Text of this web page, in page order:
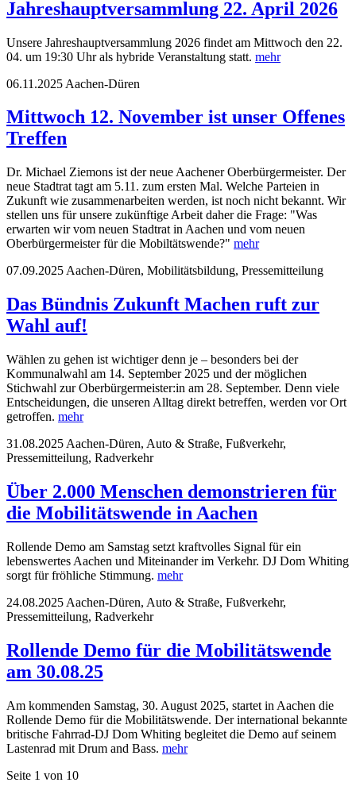
Jahreshauptversammlung 22. April 2026
Unsere Jahreshauptversammlung 2026 findet am Mittwoch den 22.
04. um 19:30 Uhr als hybride Veranstaltung statt. mehr
06.11.2025 Aachen-Düren
Mittwoch 12. November ist unser Offenes
Treffen
Dr. Michael Ziemons ist der neue Aachener Oberbürgermeister. Der
neue Stadtrat tagt am 5.11. zum ersten Mal. Welche Parteien in
Zukunft wie zusammenarbeiten werden, ist noch nicht bekannt. Wir
stellen uns für unsere zukünftige Arbeit daher die Frage: "Was
erwarten wir vom neuen Stadtrat in Aachen und vom neuen
Oberbürgermeister für die Mobiltätswende?" mehr
07.09.2025 Aachen-Düren, Mobilitätsbildung, Pressemitteilung
Das Bündnis Zukunft Machen ruft zur
Wahl auf!
Wählen zu gehen ist wichtiger denn je – besonders bei der
Kommunalwahl am 14. September 2025 und der möglichen
Stichwahl zur Oberbürgermeister:in am 28. September. Denn viele
Entscheidungen, die unseren Alltag direkt betreffen, werden vor Ort
getroffen. mehr
31.08.2025 Aachen-Düren, Auto & Straße, Fußverkehr,
Pressemitteilung, Radverkehr
Über 2.000 Menschen demonstrieren für
die Mobilitätswende in Aachen
Rollende Demo am Samstag setzt kraftvolles Signal für ein
lebenswertes Aachen und Miteinander im Verkehr. DJ Dom Whiting
sorgt für fröhliche Stimmung. mehr
24.08.2025 Aachen-Düren, Auto & Straße, Fußverkehr,
Pressemitteilung, Radverkehr
Rollende Demo für die Mobilitätswende
am 30.08.25
Am kommenden Samstag, 30. August 2025, startet in Aachen die
Rollende Demo für die Mobilitätswende. Der international bekannte
britische Fahrrad-DJ Dom Whiting begleitet die Demo auf seinem
Lastenrad mit Drum and Bass. mehr
Seite 1 von 10